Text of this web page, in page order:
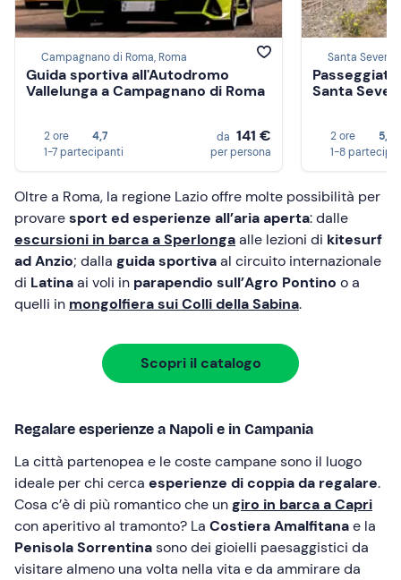
Campagnano di Roma, Roma
Guida sportiva all'Autodromo
Vallelunga a Campagnano di Roma
2 ore
4,7
1-7 partecipanti
da 141 €
per persona
Santa Severa,
Santa
2 ore
5,0
1-8
Oltre a Roma, la regione Lazio offre molte possibilità per
provaresport ed esperienze all’aria aperta: dalle
escursioni in barca a Sperlongaalle lezioni di kitesurf
ad Anzio; dalla guida sportivaal circuito internazionale
di Latinaai voli in parapendio sull’Agro Pontino o a
quelli in mongolfiera sui Colli della Sabina.
Scopri il catalogo
Regalare esperienze a Napoli e in Campania
La città partenopea e le coste campane sono il luogo
ideale per chi cerca esperienze di coppia da regalare.
Cosa c’è di più romantico che ungiro in barca a Capri
con aperitivo al tramonto? La Costiera Amalfitanae la
Penisola Sorrentinasono dei gioielli paesaggistici da
visitare almeno una volta nella vita e da ammirare da